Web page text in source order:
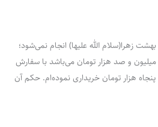
زهرا(سلام الله علیها) انجام نمی‌شود؛
و صد هزار تومان می‌باشد با سفارش
هزار تومان خریداری نموده‌ام. حکم آن